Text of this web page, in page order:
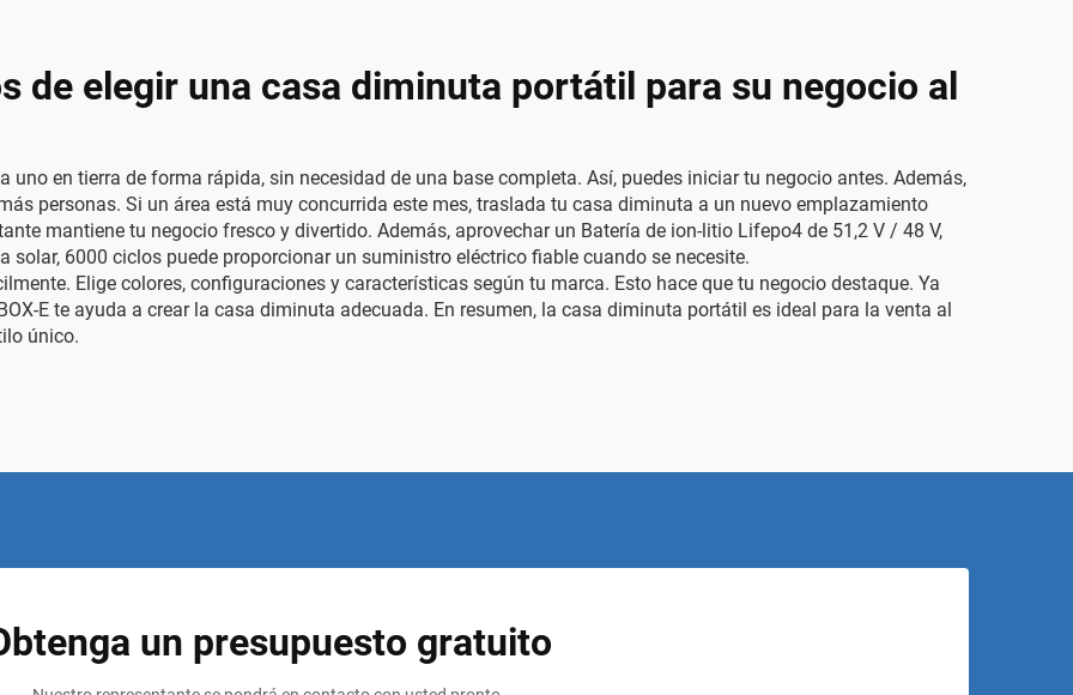
de elegir una casa diminuta portátil para su negocio al
en tierra de forma rápida, sin necesidad de una base completa. Así, puedes iniciar tu negocio antes. Además,
personas. Si un área está muy concurrida este mes, traslada tu casa diminuta a un nuevo emplazamiento
mantiene tu negocio fresco y divertido. Además, aprovechar un Batería de ion-litio Lifepo4 de 51,2 V / 48 V,
solar, 6000 ciclos puede proporcionar un suministro eléctrico fiable cuando se necesite.
Elige colores, configuraciones y características según tu marca. Esto hace que tu negocio destaque. Ya
E te ayuda a crear la casa diminuta adecuada. En resumen, la casa diminuta portátil es ideal para la venta al
único.
un presupuesto gratuito